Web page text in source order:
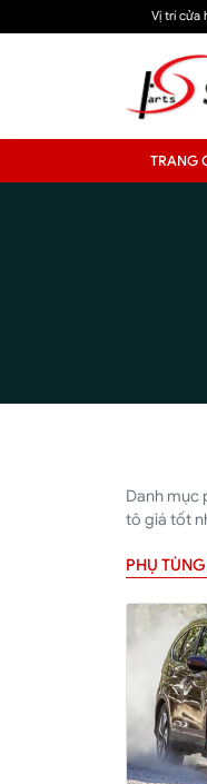
Vị trí cửa
TRANG
Danh mục
tô giá tốt
PHỤ